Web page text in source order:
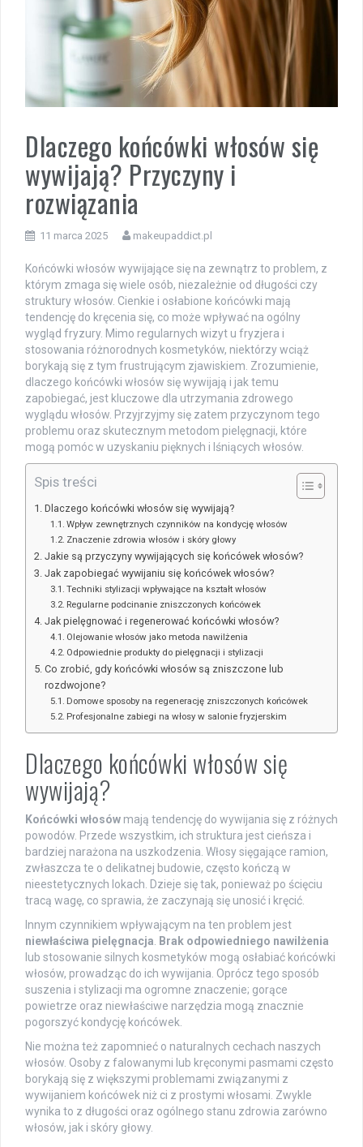
Dlaczego końcówki włosów się
wywijają? Przyczyny i
rozwiązania
11 marca 2025 makeupaddict.pl
Końcówki włosów wywijające się na zewnątrz to problem, z
którym zmaga się wiele osób, niezależnie od długości czy
struktury włosów. Cienkie i osłabione końcówki mają
tendencję do kręcenia się, co może wpływać na ogólny
wygląd fryzury. Mimo regularnych wizyt u fryzjera i
stosowania różnorodnych kosmetyków, niektórzy wciąż
borykają się z tym frustrującym zjawiskiem. Zrozumienie,
dlaczego końcówki włosów się wywijają i jak temu
zapobiegać, jest kluczowe dla utrzymania zdrowego
wyglądu włosów. Przyjrzyjmy się zatem przyczynom tego
problemu oraz skutecznym metodom pielęgnacji, które
mogą pomóc w uzyskaniu pięknych i lśniących włosów.
Spis treści
Dlaczego końcówki włosów się wywijają?
Wpływ zewnętrznych czynników na kondycję włosów
Znaczenie zdrowia włosów i skóry głowy
Jakie są przyczyny wywijających się końcówek włosów?
Jak zapobiegać wywijaniu się końcówek włosów?
Techniki stylizacji wpływające na kształt włosów
Regularne podcinanie zniszczonych końcówek
Jak pielęgnować i regenerować końcówki włosów?
Olejowanie włosów jako metoda nawilżenia
Odpowiednie produkty do pielęgnacji i stylizacji
Co zrobić, gdy końcówki włosów są zniszczone lub
rozdwojone?
Domowe sposoby na regenerację zniszczonych końcówek
Profesjonalne zabiegi na włosy w salonie fryzjerskim
Dlaczego końcówki włosów się
wywijają?
Końcówki włosów mają tendencję do wywijania się z różnych
powodów. Przede wszystkim, ich struktura jest cieńsza i
bardziej narażona na uszkodzenia. Włosy sięgające ramion,
zwłaszcza te o delikatnej budowie, często kończą w
nieestetycznych lokach. Dzieje się tak, ponieważ po ścięciu
tracą wagę, co sprawia, że zaczynają się unosić i kręcić.
Innym czynnikiem wpływającym na ten problem jest
niewłaściwa pielęgnacja
Brak odpowiedniego nawilżenia
lub stosowanie silnych kosmetyków mogą osłabiać końcówki
włosów, prowadząc do ich wywijania. Oprócz tego sposób
suszenia i stylizacji ma ogromne znaczenie; gorące
powietrze oraz niewłaściwe narzędzia mogą znacznie
pogorszyć kondycję końcówek.
Nie można też zapomnieć o naturalnych cechach naszych
włosów. Osoby z falowanymi lub kręconymi pasmami często
borykają się z większymi problemami związanymi z
wywijaniem końcówek niż ci z prostymi włosami. Zwykle
wynika to z długości oraz ogólnego stanu zdrowia zarówno
włosów, jak i skóry głowy.